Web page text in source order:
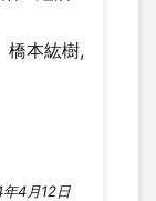
橋本紘樹,
4月12日